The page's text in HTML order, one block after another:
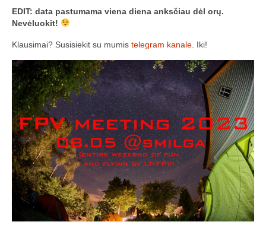
Rezultatai
Taisyklės
Trasos schema
Media
Rezultatai
2016 trečios lenktynės
2016-3 lenktynės/FPV susitikimas –
dienotvarkė, tikslai
2016 trečių lenktynių media
EDIT: data pastumama viena diena anksčiau dėl orų.
Nevėluokit!
Klausimai? Susisiekit su mumis telegram kanale . Iki!